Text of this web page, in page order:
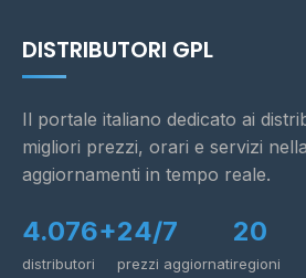
DISTRIBUTORI GPL
Il portale italiano dedicato ai
migliori prezzi, orari e servizi
aggiornamenti in tempo reale.
4.076+
distributori
24/7
prezzi aggiornati
20
regioni